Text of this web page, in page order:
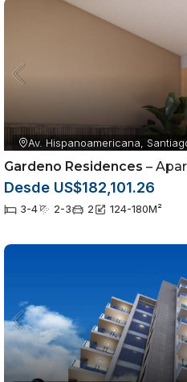
Av. Hispanoamericana,
Gardeno Residences – Apartamentos
Desde US$182,101.26
3-4 2-3 2 124-180M²